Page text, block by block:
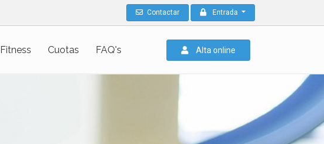
Contactar Entrada
Fitness Cuotas FAQ's Alta online